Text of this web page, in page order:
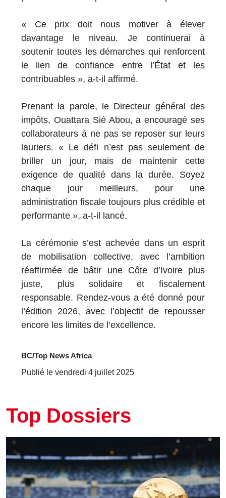
« Ce prix doit nous motiver à élever
davantage le niveau. Je continuerai à
soutenir toutes les démarches qui renforcent
le lien de confiance entre l’État et les
contribuables », a-t-il affirmé.
Prenant la parole, le Directeur général des
impôts, Ouattara Sié Abou, a encouragé ses
collaborateurs à ne pas se reposer sur leurs
lauriers. « Le défi n’est pas seulement de
briller un jour, mais de maintenir cette
exigence de qualité dans la durée. Soyez
chaque jour meilleurs, pour une
administration fiscale toujours plus crédible et
performante », a-t-il lancé.
La cérémonie s’est achevée dans un esprit
de mobilisation collective, avec l’ambition
réaffirmée de bâtir une Côte d’Ivoire plus
juste, plus solidaire et fiscalement
responsable. Rendez-vous a été donné pour
l’édition 2026, avec l’objectif de repousser
encore les limites de l’excellence.
BC/Top News Africa
Publié le vendredi 4 juillet 2025
Top Dossiers